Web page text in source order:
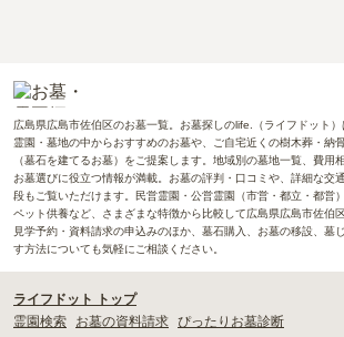
広島県広島市佐伯区のお墓一覧。お墓探しのlife.（ライフドット
霊園・墓地の中からおすすめのお墓や、ご自宅近くの樹木葬・納
（墓石を建てるお墓）をご提案します。地域別の墓地一覧、費用
お墓選びに役立つ情報が満載。お墓の評判・口コミや、詳細な交
段もご覧いただけます。民営霊園・公営霊園（市営・都立・都営
ペット供養など、さまざまな特徴から比較して広島県広島市佐伯
見学予約・資料請求の申込みのほか、墓石購入、お墓の移設、墓
す方法についても気軽にご相談ください。
ライフドット トップ
霊園検索
お墓の資料請求 ぴったりお墓診断